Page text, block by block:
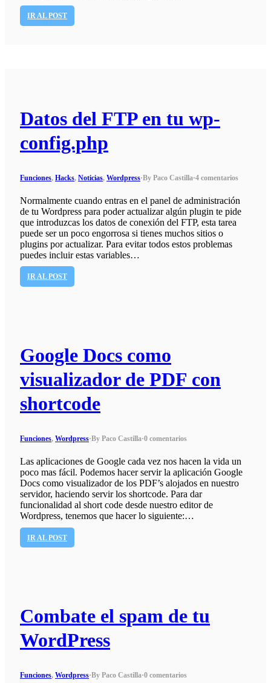
IR AL POST
Datos del FTP en tu wp-
config.php
Funciones, Hacks, Noticias, Wordpress·By Paco Castilla·4 comentarios
Normalmente cuando entras en el panel de administración
de tu Wordpress para poder actualizar algún plugin te pide
que introduzcas los datos de conexión del FTP, esta tarea
puede ser un poco engorrosa si tienes muchos sitios o
plugins por actualizar. Para evitar todos estos problemas
puedes incluir estas variables…
IR AL POST
Google Docs como
visualizador de PDF con
shortcode
Funciones, Wordpress·By Paco Castilla·0 comentarios
Las aplicaciones de Google cada vez nos hacen la vida un
poco mas fácil. Podemos hacer servir la aplicación Google
Docs como visualizador de los PDF’s alojados en nuestro
servidor, haciendo servir los shortcode. Para dar
funcionalidad al short code desde nuestro editor de
Wordpress, tenemos que hacer lo siguiente:…
IR AL POST
Combate el spam de tu
WordPress
Funciones, Wordpress·By Paco Castilla·0 comentarios